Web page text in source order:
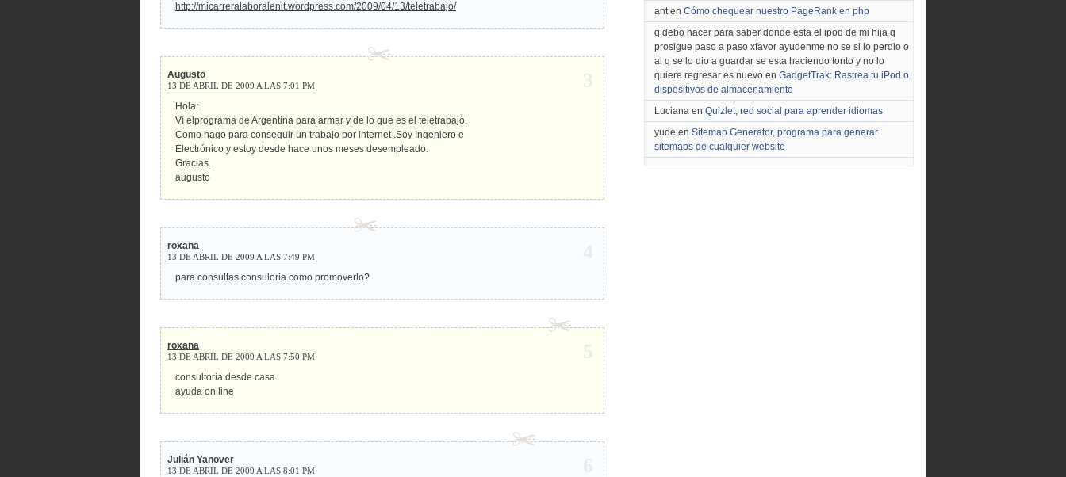
http://micarreralaboralenit.wordpress.com/2009/04/13/teletrabajo/
Augusto
13 DE ABRIL DE 2009 A LAS 7:01 PM
Hola:
Ví elprograma de Argentina para armar y de lo que es el teletrabajo.
Como hago para conseguir un trabajo por internet .Soy Ingeniero e
Electrónico y estoy desde hace unos meses desempleado.
Gracias.
augusto
roxana
13 DE ABRIL DE 2009 A LAS 7:49 PM
para consultas consuloria como promoverlo?
roxana
13 DE ABRIL DE 2009 A LAS 7:50 PM
consultoria desde casa
ayuda on line
Julián Yanover
13 DE ABRIL DE 2009 A LAS 8:01 PM
ant en Cómo chequear nuestro PageRank en php
q debo hacer para saber donde esta el ipod de mi hija q
prosigue paso a paso xfavor ayudenme no se si lo perdio o
al q se lo dio a guardar se esta haciendo tonto y no lo
quiere regresar es nuevo en GadgetTrak: Rastrea tu iPod o
dispositivos de almacenamiento
Luciana en Quizlet, red social para aprender idiomas
yude en Sitemap Generator, programa para generar
sitemaps de cualquier website